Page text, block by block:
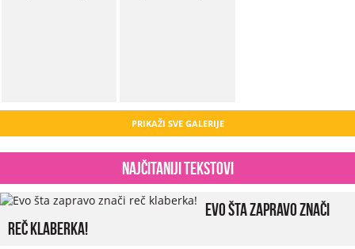
PRIKAŽI SVE GALERIJE
Najčitaniji tekstovi
Evo šta zapravo znači
reč klaberka!